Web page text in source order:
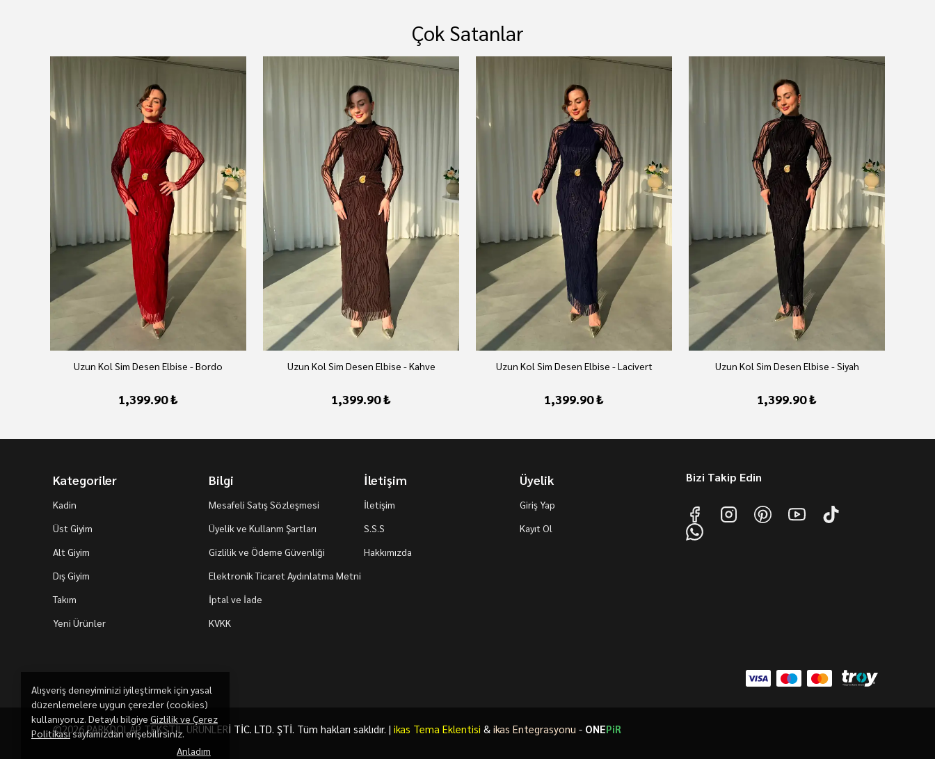
Alışveriş deneyiminizi iyileştirmek için yasal
düzenlemelere uygun çerezler (cookies)
kullanıyoruz. Detaylı bilgiye Gizlilik ve Çerez
Politikasısayfamızdan erişebilirsiniz.
Anladım
Çok Satanlar
Uzun Kol Sim Desen Elbise - Bordo
1,399.90 ₺
Uzun Kol Sim Desen Elbise - Kahve
1,399.90 ₺
Uzun Kol Sim Desen Elbise - Lacivert
1,399.90 ₺
Uzun Kol Sim Desen Elbise - Siyah
1,399.90 ₺
Kategoriler
Kadin
Üst Giyim
Alt Giyim
Dış Giyim
Takım
Yeni Ürünler
Bilgi
Mesafeli Satış Sözleşmesi
Üyelik ve Kullanm Şartları
Gizlilik ve Ödeme Güvenliği
Elektronik Ticaret Aydınlatma Metni
İptal ve İade
KVKK
İletişim
İletişim
S.S.S
Hakkımızda
Üyelik
Giriş Yap
Kayıt Ol
Bizi Takip Edin
©2026 PARKDOLAP TEKSTİL ÜRÜNLERİ TİC. LTD. ŞTİ. Tüm hakları saklıdır. | ikas Tema Eklentisi & ikas Entegrasyonu - ONEPiR